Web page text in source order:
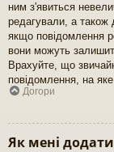
ним з'явиться
редагували, а також
якщо повідомлення
вони можуть
Врахуйте, що
повідомлення, на
Догори
Як мені